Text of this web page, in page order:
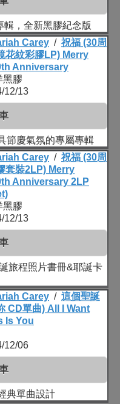
，全新黑膠紀念版
Carey / 祝福 (30周
花紋彩膠LP) Merry
Anniversary
黑膠
12/13
節慶氣氛的專屬專輯
Carey / 祝福 (30周
套裝2LP) Merry
Anniversary 2LP
黑膠
12/13
旅程照片書冊&耶誕卡
Carey / 這個聖誕
CD單曲) All I Want
Is You
12/06
典單曲設計